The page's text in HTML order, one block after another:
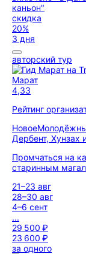
скидка
20%
3 дня
авторский тур
Марат
4,33
Рейтинг
Новое
Дербент, Хунзах
Промчаться на
старинным
21–23 авг
28–30 авг
4–6 сент
...
29 500 ₽
23 600 ₽
за одного